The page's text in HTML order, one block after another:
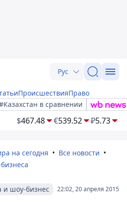
Рус
ПроисшествияПраво
в сравнении
$467.48 €539.52 ₽5.73
на сегодня
Все новости
22:02, 20 апреля 2015
и шоу-бизнес